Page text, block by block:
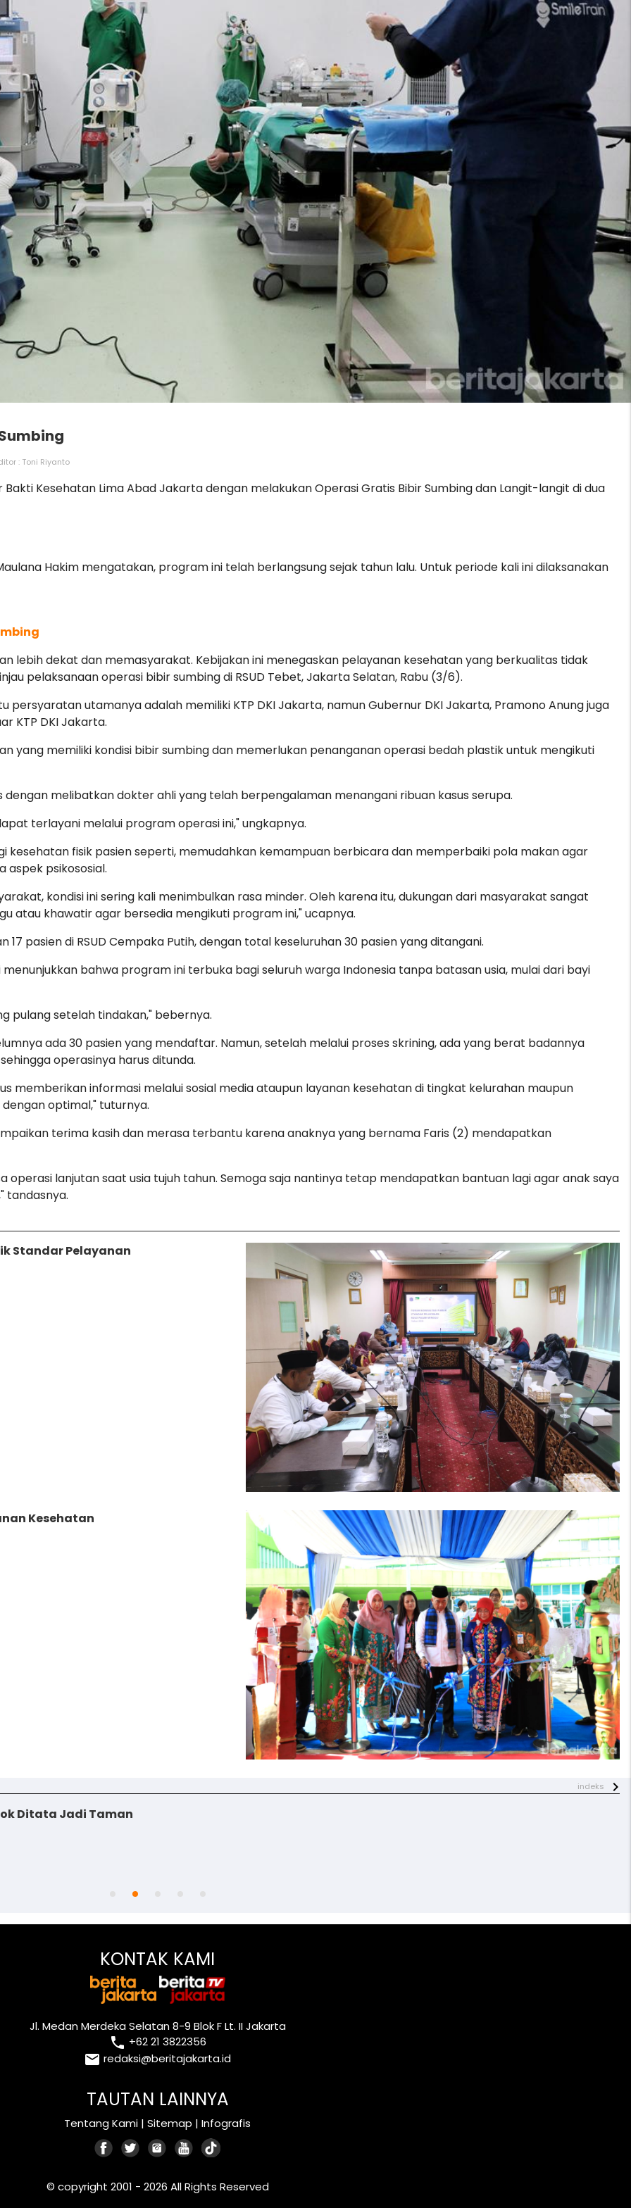
: Toni Riyanto
Kesehatan Lima Abad Jakarta dengan melakukan Operasi Gratis Bibir Sumbing dan Langit-langit di dua
Hakim mengatakan, program ini telah berlangsung sejak tahun lalu. Untuk periode kali ini dilaksanakan
lebih dekat dan memasyarakat. Kebijakan ini menegaskan pelayanan kesehatan yang berkualitas tidak
pelaksanaan operasi bibir sumbing di RSUD Tebet, Jakarta Selatan, Rabu (3/6).
persyaratan utamanya adalah memiliki KTP DKI Jakarta, namun Gubernur DKI Jakarta, Pramono Anung juga
KTP DKI Jakarta.
yang memiliki kondisi bibir sumbing dan memerlukan penanganan operasi bedah plastik untuk mengikuti
melibatkan dokter ahli yang telah berpengalaman menangani ribuan kasus serupa.
terlayani melalui program operasi ini," ungkapnya.
kesehatan fisik pasien seperti, memudahkan kemampuan berbicara dan memperbaiki pola makan agar
aspek psikososial.
kondisi ini sering kali menimbulkan rasa minder. Oleh karena itu, dukungan dari masyarakat sangat
atau khawatir agar bersedia mengikuti program ini," ucapnya.
17 pasien di RSUD Cempaka Putih, dengan total keseluruhan 30 pasien yang ditangani.
menunjukkan bahwa program ini terbuka bagi seluruh warga Indonesia tanpa batasan usia, mulai dari bayi
pulang setelah tindakan," bebernya.
ada 30 pasien yang mendaftar. Namun, setelah melalui proses skrining, ada yang berat badannya
operasinya harus ditunda.
memberikan informasi melalui sosial media ataupun layanan kesehatan di tingkat kelurahan maupun
optimal," tuturnya.
terima kasih dan merasa terbantu karena anaknya yang bernama Faris (2) mendapatkan
operasi lanjutan saat usia tujuh tahun. Semoga saja nantinya tetap mendapatkan bantuan lagi agar anak saya
tandasnya.
Standar Pelayanan
Kesehatan
indeks
Ditata Jadi Taman
KONTAK KAMI
Jl. Medan Merdeka Selatan 8-9 Blok F Lt. II Jakarta
local_phone +62 21 3822356
email redaksi@beritajakarta.id
TAUTAN LAINNYA
Tentang Kami |Sitemap |Infografis
© copyright 2001 - 2026 All Rights Reserved